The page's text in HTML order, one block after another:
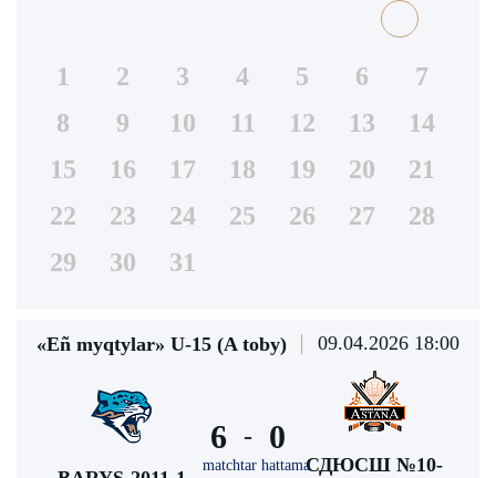
1 2 3 4 5 6
7
8
9 10 11 12 13
14
15
16 17 18 19 20
21
22
23 24 25 26 27
28
29
30 31
«Eñ myqtylar» U-15 (A toby) 09.04.2026 18:00
6 -
matchtar hattama
0
СДЮСШ №10-